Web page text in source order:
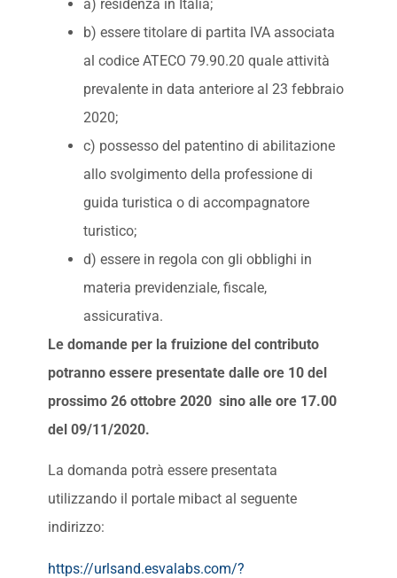
a) residenza in Italia;
b) essere titolare di partita IVA associata
al codice ATECO 79.90.20 quale attività
prevalente in data anteriore al 23 febbraio
2020;
c) possesso del patentino di abilitazione
allo svolgimento della professione di
guida turistica o di accompagnatore
turistico;
d) essere in regola con gli obblighi in
materia previdenziale, fiscale,
assicurativa.
Le domande per la fruizione del contributo
potranno essere presentate dalle ore 10 del
prossimo 26 ottobre 2020 sino alle ore 17.00
del 09/11/2020.
La domanda potrà essere presentata
utilizzando il portale mibact al seguente
indirizzo:
https://urlsand.esvalabs.com/?